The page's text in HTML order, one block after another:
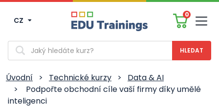
CZ
0
Vyhledávání
Úvodní > Technické kurzy >
Data & AI
>
Podpořte obchodní cíle vaší firmy díky umělé
inteligenci